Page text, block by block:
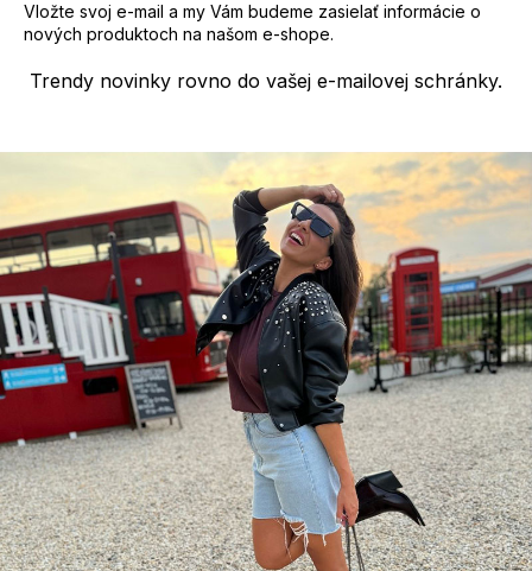
Trendy novinky rovno do vašej e-mailovej schránky.
Vložte svoj e-mail a my Vám budeme zasielať informácie o
nových produktoch na našom e-shope.